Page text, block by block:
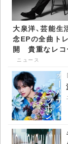
大泉洋、芸能生
念EPの全曲ト
開 貴重なレコ
グ映像も一部公
CDJournal ニ
ニュース